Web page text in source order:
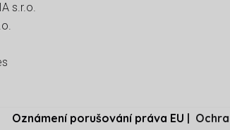
s.r.o.
Oznámení porušování práva EU |